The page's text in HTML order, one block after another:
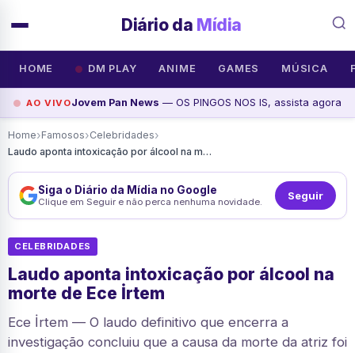
Diário da Mídia
HOME DM PLAY ANIME GAMES MÚSICA
AO VIVOJovem Pan News — OS PINGOS NOS IS, assista agora
Home›Famosos›Celebridades›
Laudo aponta intoxicação por álcool na morte de Ece İrtem
Siga o Diário da Mídia no Google
Clique em Seguir e não perca nenhuma novidade. Seguir
CELEBRIDADES
Laudo aponta intoxicação por álcool na
morte de Ece İrtem
Ece İrtem — O laudo definitivo que encerra a
investigação concluiu que a causa da morte da atriz foi